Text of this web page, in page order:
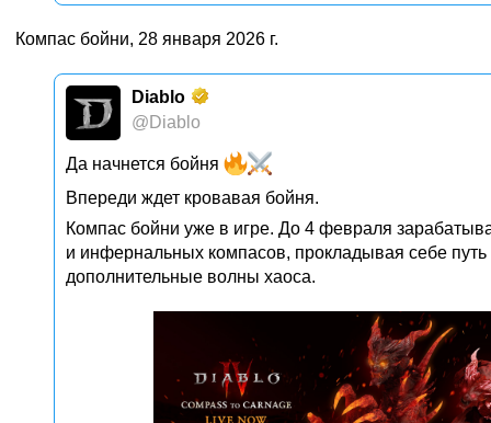
Компас бойни, 28 января 2026 г.
Diablo
@Diablo
Да начнется бойня
Впереди ждет кровавая бойня.
Компас бойни уже в игре. До 4 февраля
и инфернальных компасов, прокладывая себе путь
дополнительные волны хаоса.